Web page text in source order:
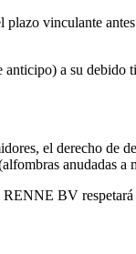
vinculante antes
a su
el derecho de
anudadas a
BV